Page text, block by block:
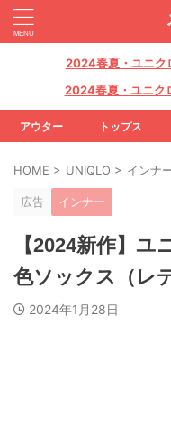
2024春夏・ユニク
2024春夏・ユニク
アウター トップス
HOME > UNIQLO > インナ
広告 インナー
【2024新作】
色ソックス（レ
2024年1月28日